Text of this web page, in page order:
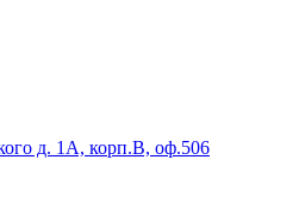
д. 1А, корп.В, оф.506